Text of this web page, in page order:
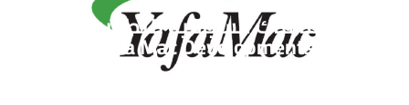
شركة يافا ماك السياحية للتطوير العقاري
Yafa Mac Developments